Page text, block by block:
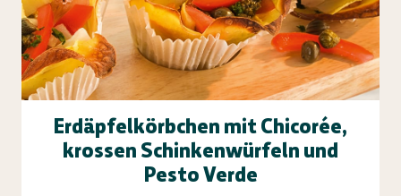
Erdäpfelkörbchen mit Chicorée,
krossen Schinkenwürfeln und
Pesto Verde